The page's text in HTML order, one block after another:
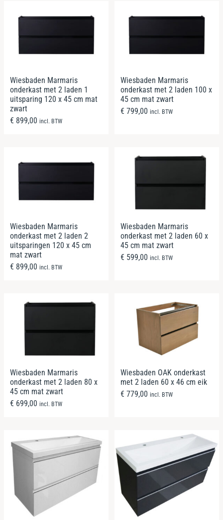
Wiesbaden Marmaris
onderkast met 2 laden 1
uitsparing 120 x 45 cm mat
zwart
€ 899,00 incl. BTW
Wiesbaden Marmaris
onderkast met 2 laden 100 x
45 cm mat zwart
€ 799,00 incl. BTW
Wiesbaden Marmaris
onderkast met 2 laden 2
uitsparingen 120 x 45 cm
mat zwart
€ 899,00 incl. BTW
Wiesbaden Marmaris
onderkast met 2 laden 60 x
45 cm mat zwart
€ 599,00 incl. BTW
Wiesbaden Marmaris
onderkast met 2 laden 80 x
45 cm mat zwart
€ 699,00 incl. BTW
Wiesbaden OAK onderkast
met 2 laden 60 x 46 cm eik
€ 779,00 incl. BTW